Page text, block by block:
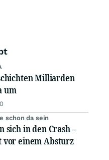
Milliarden
um
schon da sein
sich in den Crash –
einem Absturz